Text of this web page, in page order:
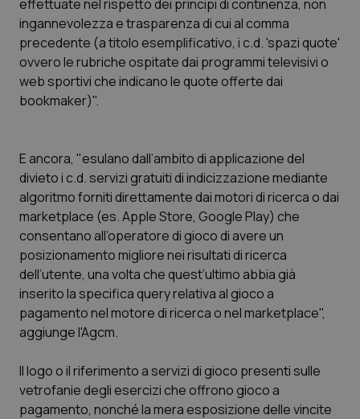
Quotidiano Oncologia
Quotidiano Pediatria
Rene & patologie urogenitali
Sangue & coagulazione
Tiroide
Tumore al seno
Tumore ovarico
Tumori gastrointestinali
effettuate nel rispetto dei principi di continenza, non
ingannevolezza e trasparenza di cui al comma
precedente (a titolo esemplificativo, i c.d. 'spazi quote'
ovvero le rubriche ospitate dai programmi televisivi o
web sportivi che indicano le quote offerte dai
bookmaker)".
E ancora, "esulano dall’ambito di applicazione del
divieto i c.d. servizi gratuiti di indicizzazione mediante
algoritmo forniti direttamente dai motori di ricerca o dai
marketplace (es. Apple Store, Google Play) che
consentano all’operatore di gioco di avere un
posizionamento migliore nei risultati di ricerca
dell’utente, una volta che quest’ultimo abbia già
inserito la specifica query relativa al gioco a
pagamento nel motore di ricerca o nel marketplace",
aggiunge l'Agcm.
Il logo o il riferimento a servizi di gioco presenti sulle
vetrofanie degli esercizi che offrono gioco a
pagamento, nonché la mera esposizione delle vincite